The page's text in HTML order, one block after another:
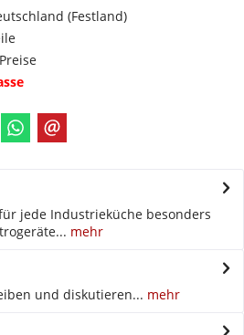
(Festland)
jede Industrieküche besonders
mehr
und diskutieren... mehr